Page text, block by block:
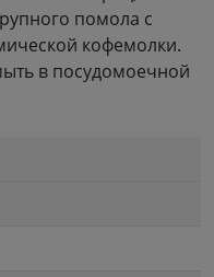
помола с
кофемолки.
в посудомоечной